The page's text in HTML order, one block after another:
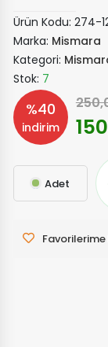
Ürün Kodu: 274-
Marka: Mismara
Kategori:
Stok: 7
%40
indirim
Adet
Favorilerime